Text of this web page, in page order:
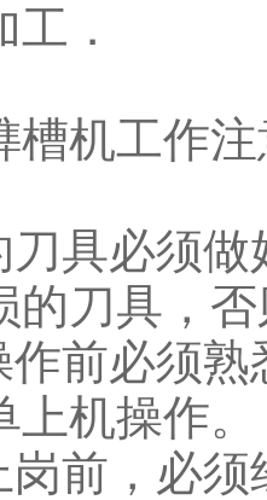
．
槽机工作
刀具必须
的刀具，
作前必须
机操作。
岗前，必